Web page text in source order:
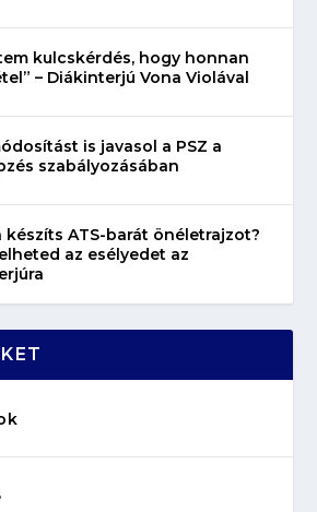
kulcskérdés, hogy honnan
– Diákinterjú Vona Violával
is javasol a PSZ a
szabályozásában
készíts ATS-barát önéletrajzot?
az esélyedet az